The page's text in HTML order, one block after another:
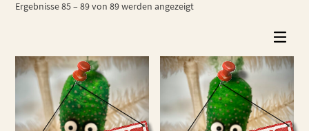
Ergebnisse 85 – 89 von 89 werden angezeigt